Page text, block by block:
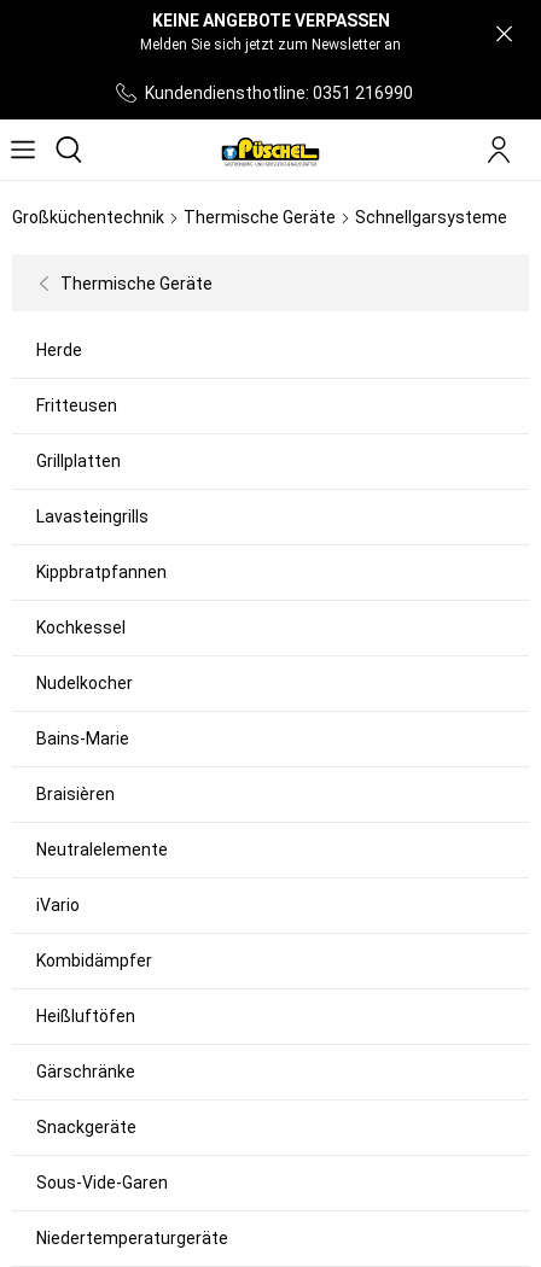
KEINE ANGEBOTE VERPASSEN
Melden Sie sich jetzt zum Newsletter an
Kundendiensthotline: 0351 216990
Großküchentechnik Thermische Geräte Schnellgarsysteme
Thermische Geräte
Herde
Fritteusen
Grillplatten
Lavasteingrills
Kippbratpfannen
Kochkessel
Nudelkocher
Bains-Marie
Braisièren
Neutralelemente
iVario
Kombidämpfer
Heißluftöfen
Gärschränke
Snackgeräte
Sous-Vide-Garen
Niedertemperaturgeräte